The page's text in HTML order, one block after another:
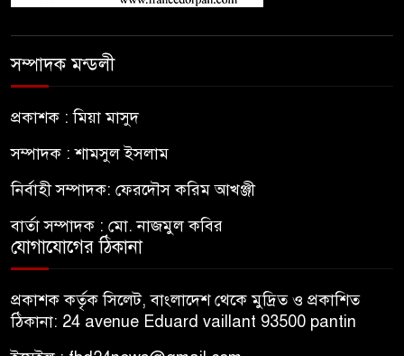
সম্পাদক মন্ডলী
প্রকাশক : মিয়া মাসুদ
সম্পাদক : শামসুল ইসলাম
নির্বাহী সম্পাদক: ফেরদৌস করিম আখঞ্জী
বার্তা সম্পাদক : মো. নাজমুল কবির
যোগাযোগের ঠিকানা
প্রকাশক কর্তৃক সিলেট, বাংলাদেশ থেকে মুদ্রিত ও প্রকাশিত
ঠিকানা: 24 avenue Eduard vaillant 93500 pantin